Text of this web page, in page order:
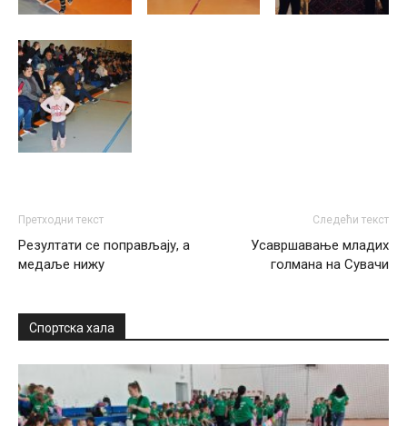
Претходни текст
Резултати се поправљају, а
медаље нижу
Следећи текст
Усавршавање младих
голмана на Сувачи
Спортска хала